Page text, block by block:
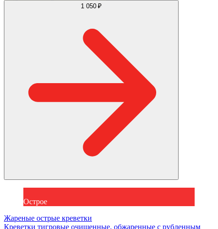
1 050 ₽
Острое
Жареные острые креветки
Креветки тигровые очищенные, обжаренные с рубленным